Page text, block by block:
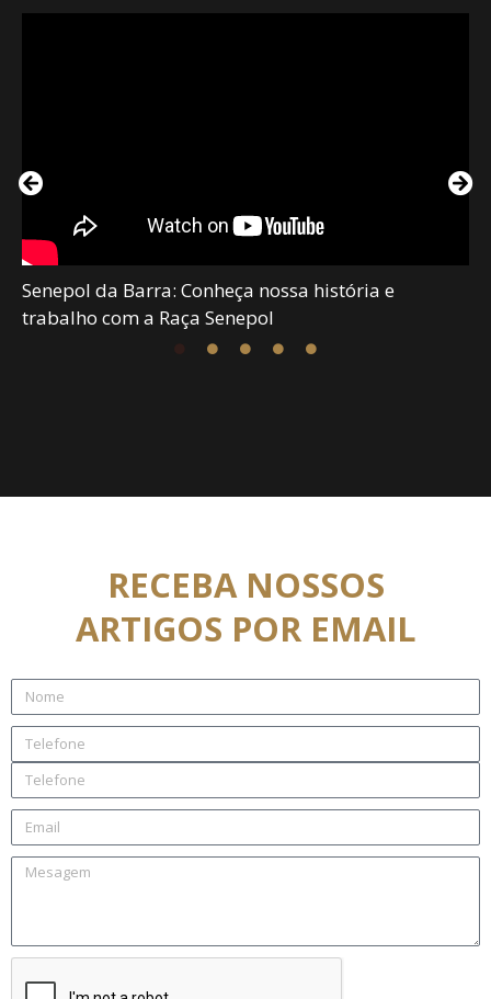
Senepol da Barra: Conheça nossa história e
trabalho com a Raça Senepol
RECEBA NOSSOS
ARTIGOS POR EMAIL